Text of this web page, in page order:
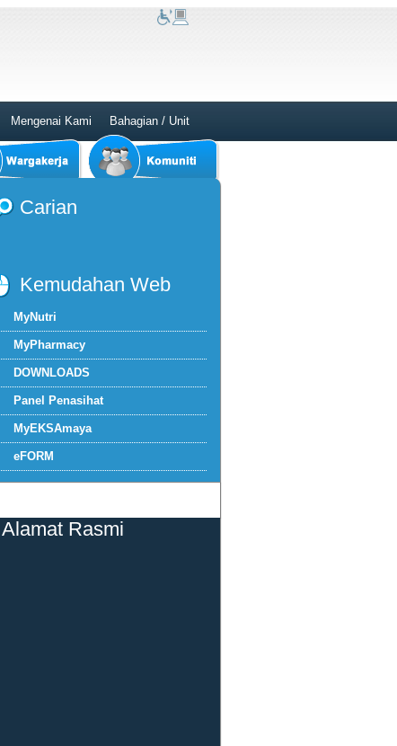
Mengenai Kami Bahagian / Unit
Carian
Kemudahan Web
MyNutri
MyPharmacy
DOWNLOADS
Panel Penasihat
MyEKSAmaya
eFORM
Alamat Rasmi